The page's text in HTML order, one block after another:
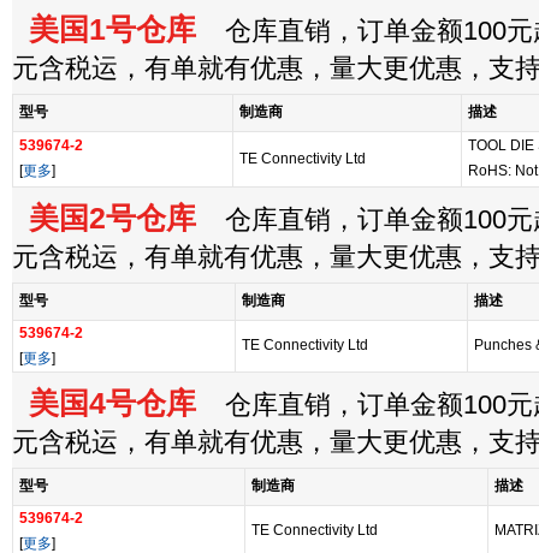
美国1号仓库 仓库直销，订单金额100元
元含税运，有单就有优惠，量大更优惠，支
型号 制造商
描述
539674-2
[更多]
TE Connectivity Ltd
TOOL DIE
RoHS:
美国2号仓库 仓库直销，订单金额100元
元含税运，有单就有优惠，量大更优惠，支
型号 制造商
描述
539674-2
[更多]
TE Connectivity Ltd Punches
美国4号仓库 仓库直销，订单金额100元
元含税运，有单就有优惠，量大更优惠，支
型号 制造商
描述
539674-2
[更多]
TE Connectivity Ltd